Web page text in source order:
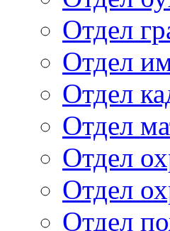
Отдел
Отдел
Отдел
Отдел
Отдел
Отдел
Отдел